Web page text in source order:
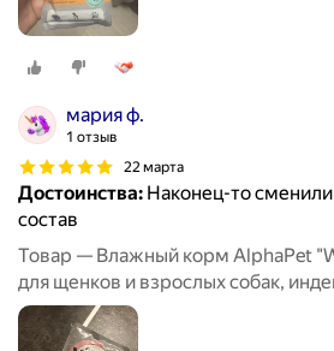
мария ф.
1 отзыв
22 марта
Достоинства: Наконец-то
состав
Товар — Влажный корм AlphaPet
для щенков и взрослых собак,